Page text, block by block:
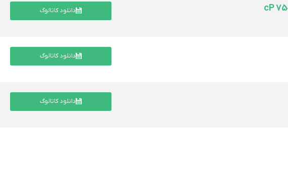
دانلود کاتالوگ
دانلود کاتالوگ
دانلود کاتالوگ